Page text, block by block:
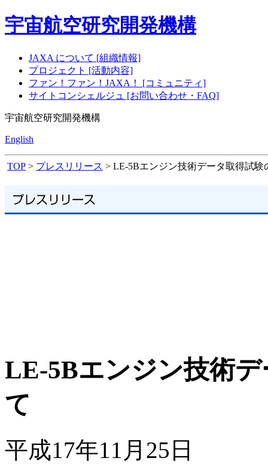
宇宙航空研究開発機構
JAXA について [組織情報]
プロジェクト [活動内容]
ファン！ファン！JAXA！ [コミュニティ]
サイトコンシェルジュ [お問い合わせ・FAQ]
宇宙航空研究開発機構
English
TOP > プレスリリース > LE-5Bエンジン技術データ取得試験
LE-5Bエンジン技術
て
平成17年11月25日